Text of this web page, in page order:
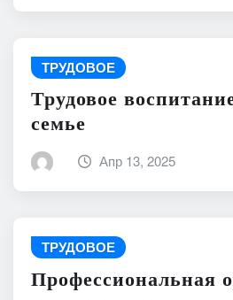
ТРУДОВОЕ
Трудовое
семье
Апр 13, 2025
ТРУДОВОЕ
Профессиональная